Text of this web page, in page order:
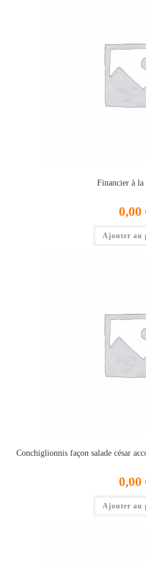
Financier à la
0,00
Ajouter au
Conchiglionnis façon salade césar
0,00
Ajouter au